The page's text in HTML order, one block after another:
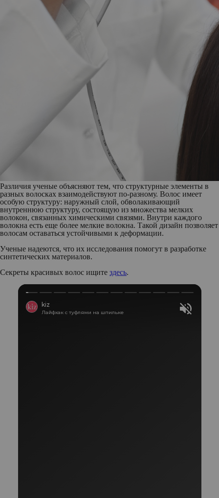
Различия ученые объясняют тем, что структурные элементы в
разных волосках взаимодействуют по-разному. Волос имеет
особую структуру: наружный слой, обволакивающий
внутреннюю структуру, состоящую из множества мелких
волокон, связанных химическими связями. Внутри каждого
волокна есть еще более мелкие волокна. Такой дизайн позволяет
волосам оставаться устойчивыми к деформации.
Ученые надеются, что их исследования помогут в разработке
синтетических материалов.
Секреты красивых волос ищите здесь.